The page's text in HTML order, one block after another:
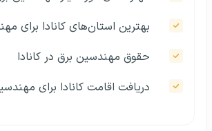
بهترین استان‌های کانادا برای
حقوق مهندسین برق در کانادا
دریافت اقامت کانادا برای